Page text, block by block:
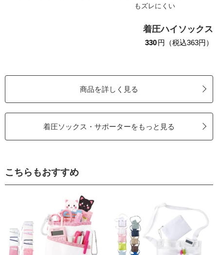
もズレにくい
着圧ハイソックス
330円（税込363円）
商品を詳しく見る
着圧ソックス・サポーターをもっと見る
こちらもおすすめ